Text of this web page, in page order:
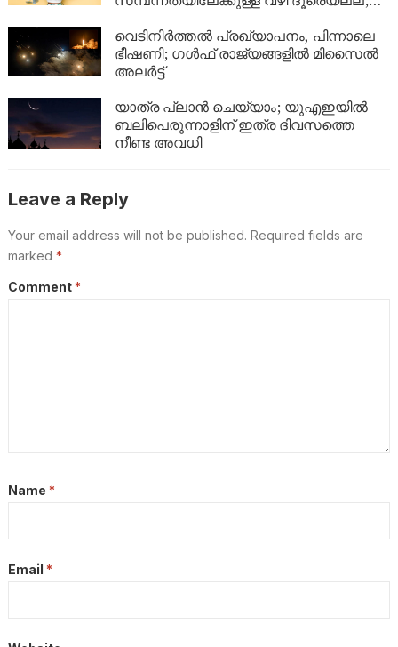
ബാങ്ക് ബാലൻസും കുതിച്ചുയരും!
വെടിനിർത്തൽ പ്രഖ്യാപനം, പിന്നാലെ
ഭീഷണി; ഗൾഫ് രാജ്യങ്ങളിൽ മിസൈൽ
അലർട്ട്
യാത്ര പ്ലാൻ ചെയ്യാം; യുഎഇയിൽ
ബലിപെരുന്നാളിന് ഇത്ര ദിവസത്തെ
നീണ്ട അവധി
Leave a Reply
Your email address will not be published. Required fields are
marked *
Comment *
Name *
Email *